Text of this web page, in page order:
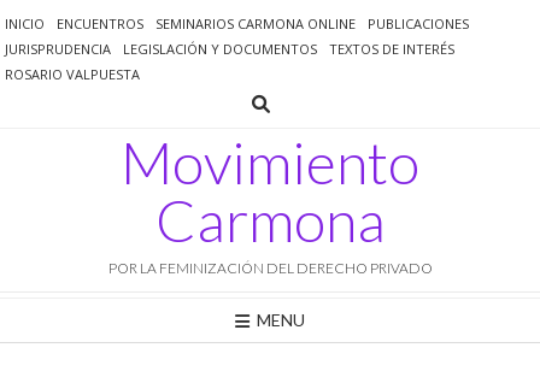
al
contenido
INICIO ENCUENTROS SEMINARIOS CARMONA ONLINE
PUBLICACIONES
JURISPRUDENCIA
LEGISLACIÓN Y DOCUMENTOS
TEXTOS DE INTERÉS
ROSARIO VALPUESTA
Movimiento
Carmona
POR LA FEMINIZACIÓN DEL DERECHO PRIVADO
MENU